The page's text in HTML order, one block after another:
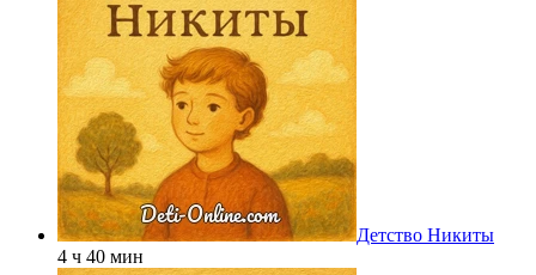
Детство Никиты
4 ч 40 мин